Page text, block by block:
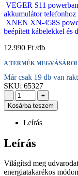
VEGER S11
akkumulátor
XNEN XN-458S
beépített kábelekkel
12.990 Ft
A TERMÉK
Már csak 19 db van
SKU: 65327
-
+
Kosárba teszem
Leírás
Leírás
Világítsd meg
energiatakarékos